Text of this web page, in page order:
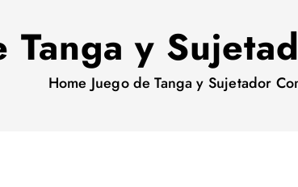
Tanga y
Home Juego de Tanga y Sujetador